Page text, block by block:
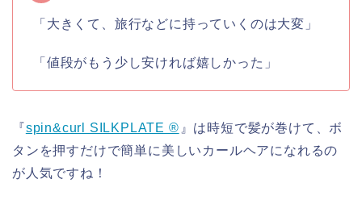
「大きくて、旅行などに持っていくのは大変」
「値段がもう少し安ければ嬉しかった」
『spin&curl SILKPLATE ®︎ 』は時短で髪が巻けて、ボ
タンを押すだけで簡単に美しいカールヘアになれるの
が人気ですね！